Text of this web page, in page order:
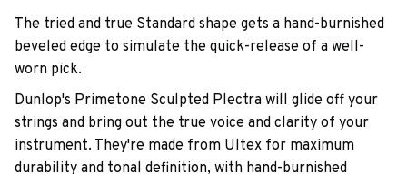
The tried and true Standard shape gets a hand-burnished
beveled edge to simulate the quick-release of a well-
worn pick.
Dunlop's Primetone Sculpted Plectra will glide off your
strings and bring out the true voice and clarity of your
instrument. They're made from Ultex for maximum
durability and tonal definition, with hand-burnished